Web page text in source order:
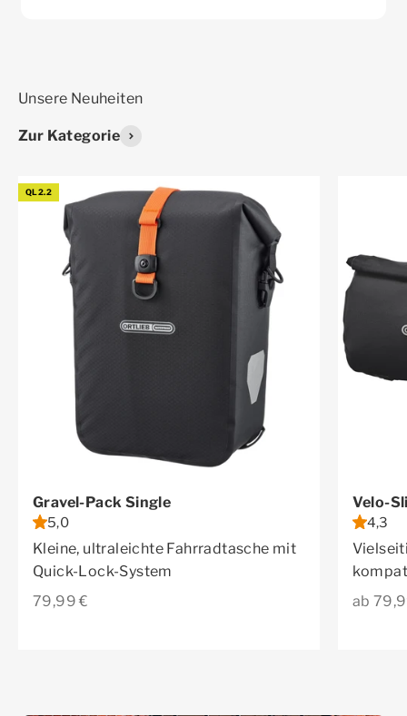
Zur Kategorie
QL2.2
Gravel-Pack Single
5,0
Kleine, ultraleichte Fahrradtasche mit
Quick-Lock-System
Angebot
79,99 €
Velo-
4,3
ab